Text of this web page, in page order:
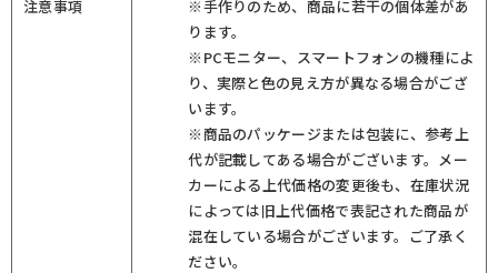
注意事項
※手作りのため、商品に若干の個体差があ
ります。
※PCモニター、スマートフォンの機種によ
り、実際と色の見え方が異なる場合がござ
います。
※商品のパッケージまたは包装に、参考上
代が記載してある場合がございます。メー
カーによる上代価格の変更後も、在庫状況
によっては旧上代価格で表記された商品が
混在している場合がございます。ご了承く
ださい。